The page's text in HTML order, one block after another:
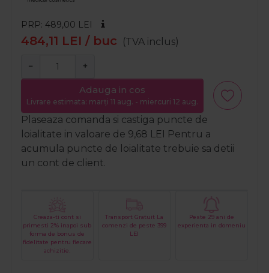
PRP: 489,00 LEI
484,11 LEI / buc (TVA inclus)
− +
Adauga in cos
Livrare estimata: marți 11 aug. - miercuri 12 aug.
Plaseaza comanda si castiga puncte de
loialitate in valoare de 9,68 LEI Pentru a
acumula puncte de loialitate trebuie sa detii
un cont de client.
Creaza-ti cont si
primesti 2% inapoi sub
forma de bonus de
fidelitate pentru fiecare
achizitie.
Transport Gratuit La
comenzi de peste 399
LEI
Peste 29 ani de
experienta in domeniu